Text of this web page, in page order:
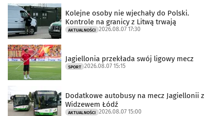
Kolejne osoby nie wjechały do Polski.
Kontrole na granicy z Litwą trwają
AKTUALNOŚCI 2026.08.07 17:30
Jagiellonia przekłada swój ligowy mecz
SPORT 2026.08.07 15:15
Dodatkowe autobusy na mecz Jagiellonii z
Widzewem Łódź
AKTUALNOŚCI 2026.08.07 15:00